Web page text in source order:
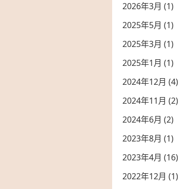
2026年3月 (1)
2025年5月 (1)
2025年3月 (1)
2025年1月 (1)
2024年12月 (4)
2024年11月 (2)
2024年6月 (2)
2023年8月 (1)
2023年4月 (16)
2022年12月 (1)